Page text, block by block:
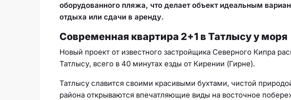
оборудованного пляжа, что делает объект идеальным
отдыха или сдачи в аренду.
Современная квартира 2+1 в Татлысу у моря
Новый проект от известного застройщика Северного Кипра
Татлысу, всего в 40 минутах езды от Кирении (Гирне).
Татлысу славится своими красивыми бухтами, чистой
района открываются впечатляющие виды на восточное